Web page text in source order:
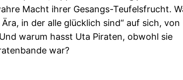
Macht ihrer Gesangs-Teufelsfrucht.
in der alle glücklich sind“ auf sich, von
warum hasst Uta Piraten, obwohl sie
war?